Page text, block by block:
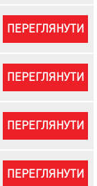
ПЕРЕГЛЯНУТИ
ПЕРЕГЛЯНУТИ
ПЕРЕГЛЯНУТИ
ПЕРЕГЛЯНУТИ